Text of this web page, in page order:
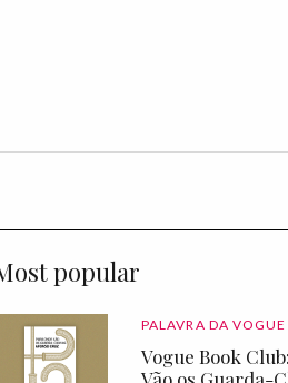
popular
PALAVRA DA VOGUE
Vogue Book